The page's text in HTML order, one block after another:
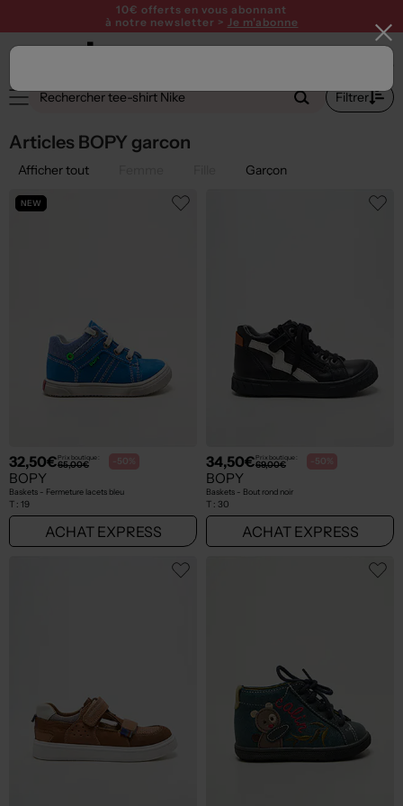
10€ offerts en vous abonnant
à notre newsletter > Je m'abonne
Filtrer
Articles BOPY garcon
Afficher tout Garçon
NEW
32,50€Prix boutique :
65,00€ -50%
BOPY
Baskets - Fermeture lacets bleu
T : 19
ACHAT EXPRESS
34,50€Prix boutique :
69,00€ -50%
BOPY
Baskets - Bout rond noir
T : 30
ACHAT EXPRESS